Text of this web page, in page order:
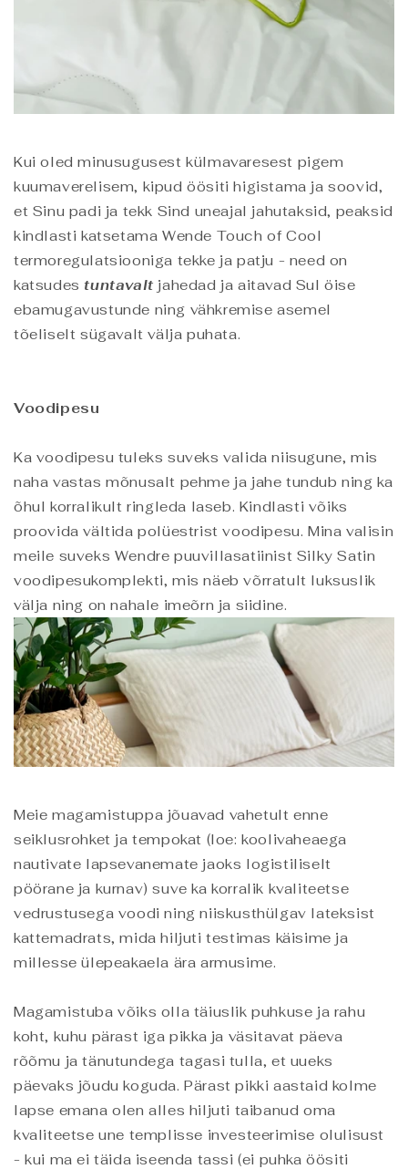
Kui oled minusugusest külmavaresest pigem
kuumaverelisem, kipud öösiti higistama ja soovid,
et Sinu padi ja tekk Sind uneajal jahutaksid, peaksid
kindlasti katsetama Wende Touch of Cool
termoregulatsiooniga tekke ja patju - need on
katsudestuntavalt jahedad ja aitavad Sul öise
ebamugavustunde ning vähkremise asemel
tõeliselt sügavalt välja puhata.
Voodipesu
Ka voodipesu tuleks suveks valida niisugune, mis
naha vastas mõnusalt pehme ja jahe tundub ning ka
õhul korralikult ringleda laseb. Kindlasti võiks
proovida vältida polüestrist voodipesu. Mina valisin
meile suveks Wendre puuvillasatiinist Silky Satin
voodipesukomplekti, mis näeb võrratult luksuslik
välja ning on nahale imeõrn ja siidine.
Meie magamistuppa jõuavad vahetult enne
seiklusrohket ja tempokat (loe: koolivaheaega
nautivate lapsevanemate jaoks logistiliselt
pöörane ja kurnav) suve ka korralik kvaliteetse
vedrustusega voodi ning niiskusthülgav lateksist
kattemadrats, mida hiljuti testimas käisime ja
millesse ülepeakaela ära armusime.
Magamistuba võiks olla täiuslik puhkuse ja rahu
koht, kuhu pärast iga pikka ja väsitavat päeva
rõõmu ja tänutundega tagasi tulla, et uueks
päevaks jõudu koguda. Pärast pikki aastaid kolme
lapse emana olen alles hiljuti taibanud oma
kvaliteetse une templisse investeerimise olulisust
- kui ma ei täida iseenda tassi (ei puhka öösiti